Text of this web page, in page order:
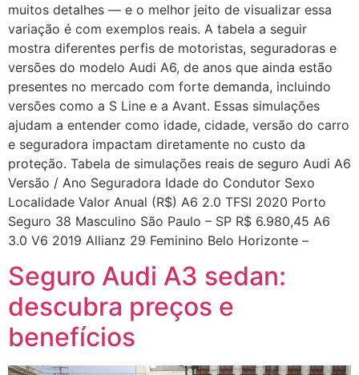
muitos detalhes — e o melhor jeito de visualizar essa
variação é com exemplos reais. A tabela a seguir
mostra diferentes perfis de motoristas, seguradoras e
versões do modelo Audi A6, de anos que ainda estão
presentes no mercado com forte demanda, incluindo
versões como a S Line e a Avant. Essas simulações
ajudam a entender como idade, cidade, versão do carro
e seguradora impactam diretamente no custo da
proteção. Tabela de simulações reais de seguro Audi A6
Versão / Ano Seguradora Idade do Condutor Sexo
Localidade Valor Anual (R$) A6 2.0 TFSI 2020 Porto
Seguro 38 Masculino São Paulo – SP R$ 6.980,45 A6
3.0 V6 2019 Allianz 29 Feminino Belo Horizonte –
Seguro Audi A3 sedan:
descubra preços e
benefícios